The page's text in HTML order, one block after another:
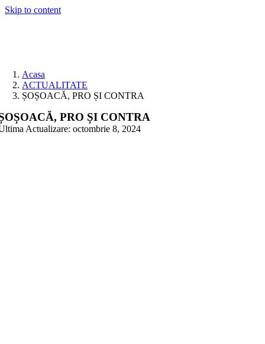
Skip to content
Acasa
ACTUALITATE
ȘOȘOACĂ, PRO ȘI CONTRA
PRO ȘI CONTRA
Actualizare: octombrie 8, 2024